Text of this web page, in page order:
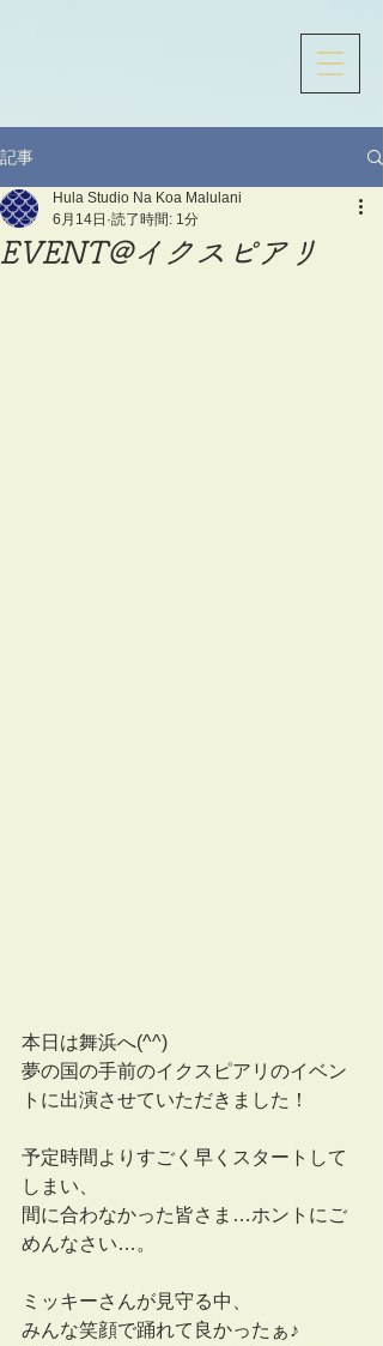
記事
EVENT@イクスピアリ
Hula Studio Na Koa Malulani
6月14日 読了時間: 1分
本日は舞浜へ(^^)
夢の国の手前のイクスピアリのイベン
トに出演させていただきました！
予定時間よりすごく早くスタートして
しまい、
間に合わなかった皆さま…ホントにご
めんなさい…。
ミッキーさんが見守る中、
みんな笑顔で踊れて良かったぁ♪